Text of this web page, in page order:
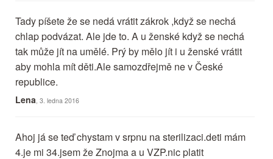
Tady píšete že se nedá vrátit zákrok ,když se nechá
chlap podvázat. Ale jde to. A u ženské když se nechá
tak může jít na umělé. Prý by mělo jít i u ženské vrátit
aby mohla mít děti.Ale samozdřejmě ne v České
republice.
Lena , 3. ledna 2016
Ahoj já se teď chystam v srpnu na sterilizaci.deti mám
4.je mi 34.jsem že Znojma a u VZP.nic platit